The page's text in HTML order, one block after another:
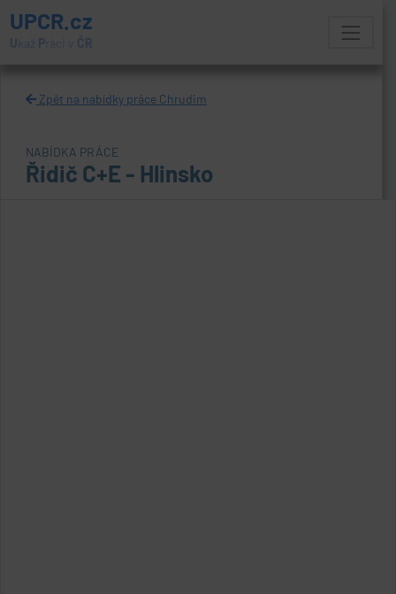
UPCR.cz
U kaž Práci v ČR
Zpět na nabídky práce Chrudim
NABÍDKA PRÁCE
Řidič C+E - Hlinsko